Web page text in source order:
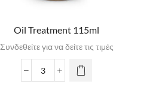
Oil Treatment 115ml
Συνδεθείτε για να δείτε τις τιμές